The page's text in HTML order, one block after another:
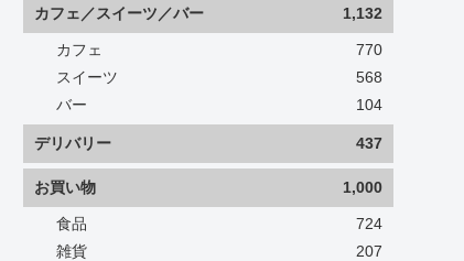
カフェ／スイーツ／バー 1,132
カフェ
770
スイーツ
568
バー
104
デリバリー 437
お買い物 1,000
食品
724
雑貨
207